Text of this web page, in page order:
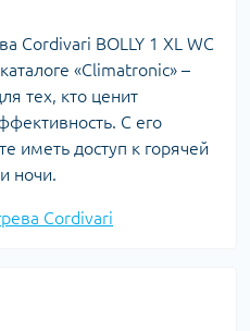
Cordivari BOLLY 1 XL WC
«Climatronic» –
тех, кто ценит
С его
иметь доступ к горячей
ночи.
Cordivari